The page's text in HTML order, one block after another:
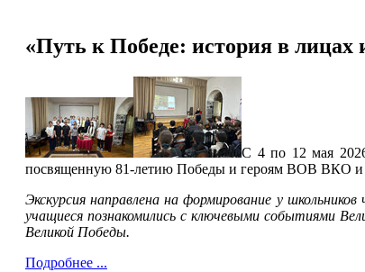
«Путь к Победе: история в лицах
С 4 по 12 мая 2026
посвященную 81-летию Победы и героям ВОВ ВКО и
Экскурсия направлена на формирование у
учащиеся познакомились с ключевыми событиями
Великой Победы.
Подробнее ...